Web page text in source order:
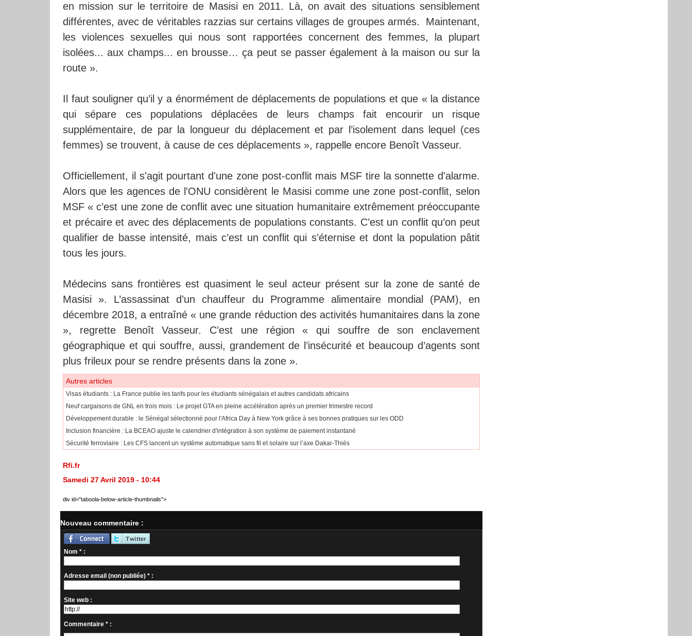
en mission sur le territoire de Masisi en 2011. Là, on avait des situations sensiblement
différentes, avec de véritables razzias sur certains villages de groupes armés. Maintenant,
les violences sexuelles qui nous sont rapportées concernent des femmes, la plupart
isolées... aux champs... en brousse… ça peut se passer également à la maison ou sur la
route ».
Il faut souligner qu’il y a énormément de déplacements de populations et que « la distance
qui sépare ces populations déplacées de leurs champs fait encourir un risque
supplémentaire, de par la longueur du déplacement et par l’isolement dans lequel (ces
femmes) se trouvent, à cause de ces déplacements », rappelle encore Benoît Vasseur.
Officiellement, il s'agit pourtant d'une zone post-conflit mais MSF tire la sonnette d'alarme.
Alors que les agences de l'ONU considèrent le Masisi comme une zone post-conflit, selon
MSF « c’est une zone de conflit avec une situation humanitaire extrêmement préoccupante
et précaire et avec des déplacements de populations constants. C’est un conflit qu’on peut
qualifier de basse intensité, mais c’est un conflit qui s’éternise et dont la population pâtit
tous les jours.
Médecins sans frontières est quasiment le seul acteur présent sur la zone de santé de
Masisi ». L’assassinat d’un chauffeur du Programme alimentaire mondial (PAM), en
décembre 2018, a entraîné « une grande réduction des activités humanitaires dans la zone
», regrette Benoît Vasseur. C’est une région « qui souffre de son enclavement
géographique et qui souffre, aussi, grandement de l’insécurité et beaucoup d’agents sont
plus frileux pour se rendre présents dans la zone ».
Autres articles
​Visas étudiants : La France publie les tarifs pour les étudiants sénégalais et autres candidats africains
Neuf cargaisons de GNL en trois mois : Le projet GTA en pleine accélération après un premier trimestre record
Développement durable : le Sénégal sélectionné pour l'Africa Day à New York grâce à ses bonnes pratiques sur les ODD
​Inclusion financière : La BCEAO ajuste le calendrier d'intégration à son système de paiement instantané
Sécurité ferroviaire : Les CFS lancent un système automatique sans fil et solaire sur l’axe Dakar-Thiès
Rfi.fr
Samedi 27 Avril 2019 - 10:44
div id="taboola-below-article-thumbnails">
Nouveau commentaire :
Nom * :
Adresse email (non publiée) * :
Site web :
Commentaire * :